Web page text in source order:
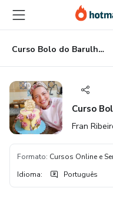
para
conteúdo
principal
para
pagamento
para
rodapé
Curso Bolo do Barulho (Vitalício)
Curso
Fran
Formato: Cursos Online e
Idioma: Português